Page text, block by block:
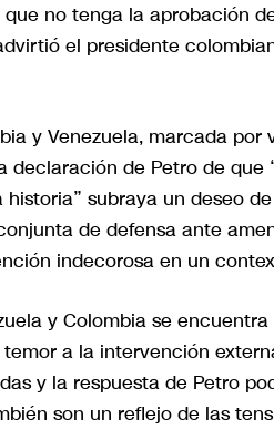
no tenga la aprobación
el presidente
y Venezuela, marcada
de Petro de que
subraya un deseo
de defensa ante
indecorosa en un
y Colombia se
a la intervención
y la respuesta de Petro
son un reflejo de las